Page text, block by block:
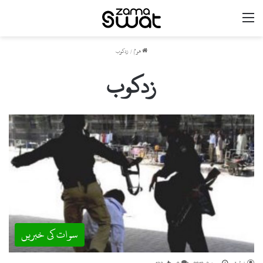
ھوم/زدکوب
زدکوب
سوات کی خبریں